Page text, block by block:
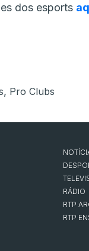
dos esports
, Pro Clubs
RÁDIO
RTP
RTP